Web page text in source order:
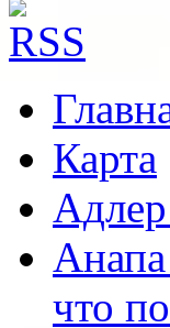
Карта
Адлер
Анапа
что